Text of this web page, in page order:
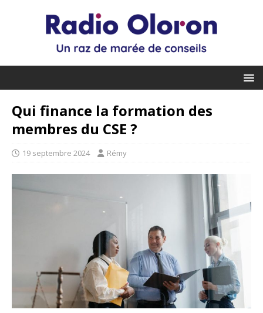
Qui finance la formation des
membres du CSE ?
19 septembre 2024 Rémy